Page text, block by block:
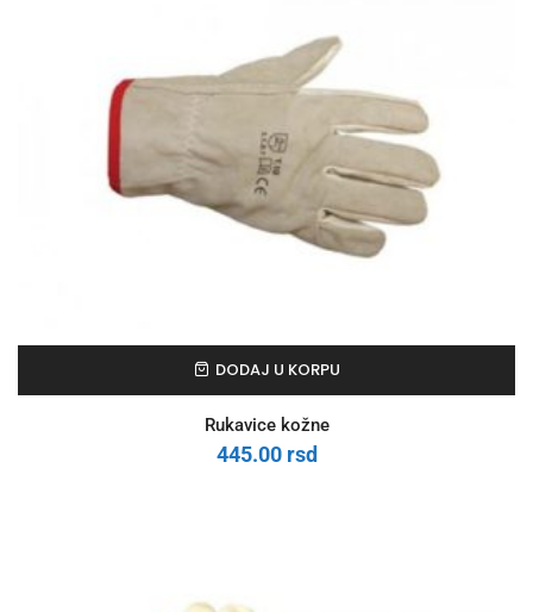
DODAJ U KORPU
Rukavice kožne
445.00 rsd